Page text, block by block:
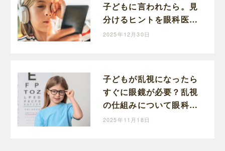
子どもに言われたら。見
分けるヒントを眼科医倉
員先生にお伺いしました
2025年12月30日
子どもが乱視になったら
すぐに眼鏡が必要？乱視
の仕組みについて眼科医
倉員先生にお伺いしまし
2025年11月18日